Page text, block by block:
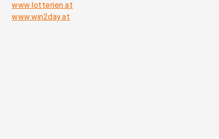
www.lotterien.at
www.win2day.at